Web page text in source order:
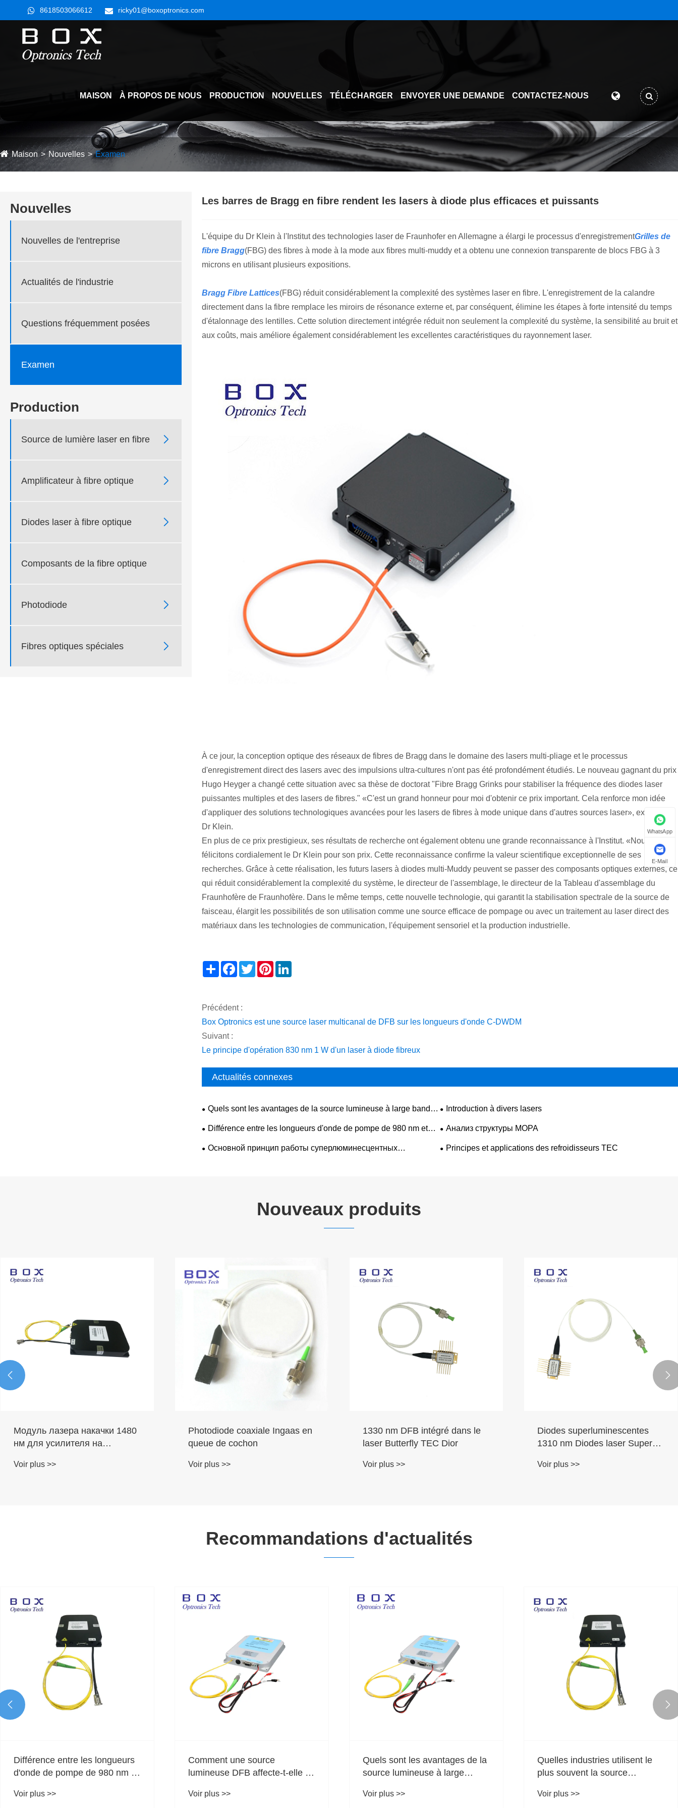
8618503066612 ricky01@boxoptronics.com
MAISON À PROPOS DE NOUS PRODUCTION NOUVELLES TÉLÉCHARGER ENVOYER UNE DEMANDE CONTACTEZ-NOUS
Maison Nouvelles Examen
Nouvelles
Nouvelles de l'entreprise
Actualités de l'industrie
Questions fréquemment posées
Examen
Production
Source de lumière laser en fibre 
Amplificateur à fibre optique 
Diodes laser à fibre optique 
Composants de la fibre optique
Photodiode 
Fibres optiques spéciales 
Les barres de Bragg en fibre rendent les lasers à diode plus efficaces et puissants
L'équipe du Dr Klein à l'Institut des technologies laser de Fraunhofer en Allemagne a élargi le processus d'enregistrementGrilles de
fibre Bragg(FBG) des fibres à mode à la mode aux fibres multi-muddy et a obtenu une connexion transparente de blocs FBG à 3
microns en utilisant plusieurs expositions.
Bragg Fibre Lattices(FBG) réduit considérablement la complexité des systèmes laser en fibre. L'enregistrement de la calandre
directement dans la fibre remplace les miroirs de résonance externe et, par conséquent, élimine les étapes à forte intensité du temps
d'étalonnage des lentilles. Cette solution directement intégrée réduit non seulement la complexité du système, la sensibilité au bruit et
aux coûts, mais améliore également considérablement les excellentes caractéristiques du rayonnement laser.
À ce jour, la conception optique des réseaux de fibres de Bragg dans le domaine des lasers multi-pliage et le processus
d'enregistrement direct des lasers avec des impulsions ultra-cultures n'ont pas été profondément étudiés. Le nouveau gagnant du prix
Hugo Heyger a changé cette situation avec sa thèse de doctorat "Fibre Bragg Grinks pour stabiliser la fréquence des diodes laser
puissantes multiples et des lasers de fibres." «C'est un grand honneur pour moi d'obtenir ce prix important. Cela renforce mon idée
d'appliquer des solutions technologiques avancées pour les lasers de fibres à mode unique dans d'autres sources laser», explique le
Dr Klein.
En plus de ce prix prestigieux, ses résultats de recherche ont également obtenu une grande reconnaissance à l'Institut. «Nous
félicitons cordialement le Dr Klein pour son prix. Cette reconnaissance confirme la valeur scientifique exceptionnelle de ses
recherches. Grâce à cette réalisation, les futurs lasers à diodes multi-Muddy peuvent se passer des composants optiques externes, ce
qui réduit considérablement la complexité du système, le directeur de l'assemblage, le directeur de la Tableau d'assemblage du
Fraunhofère de Fraunhofère. Dans le même temps, cette nouvelle technologie, qui garantit la stabilisation spectrale de la source de
faisceau, élargit les possibilités de son utilisation comme une source efficace de pompage ou avec un traitement au laser direct des
matériaux dans les technologies de communication, l'équipement sensoriel et la production industrielle.
Share Facebook
TwitterPinterest
Précédent :
Box Optronics est une source laser multicanal de DFB sur les longueurs d'onde C-DWDM
Suivant :
Le principe d'opération 830 nm 1 W d'un laser à diode fibreux
Actualités connexes
Quels sont les avantages de la source lumineuse à large bande
ASE par rapport aux sources conventionnelles ?
Introduction à divers lasers
Différence entre les longueurs d'onde de pompe de 980 nm et
1 480 nm
Анализ структуры MOPA
Основной принцип работы суперлюминесцентных
Principes et applications des refroidisseurs TEC
Nouveaux produits
Sources de lumière à large
bande SLD 1310 nm pour les
Voir plus >>
Amplificateur amplificateur
avec fibre Erbiev C + L de la
Voir plus >>
Модуль лазера накачки 1480
нм для усилителя на
легированном эрбием
Voir plus >>
Photodiode coaxiale Ingaas en
queue de cochon
Voir plus >>
 
Recommandations d'actualités
Faring laser avec modéré
modéré avec erbium
Voir plus >>
Technologie des fibres
distribuées-sondages optiques
Voir plus >>
Différence entre les longueurs
d'onde de pompe de 980 nm et
Voir plus >>
Comment une source
lumineuse DFB affecte-t-elle la
optiques ?
Voir plus >>
 
WhatsApp
E-Mail